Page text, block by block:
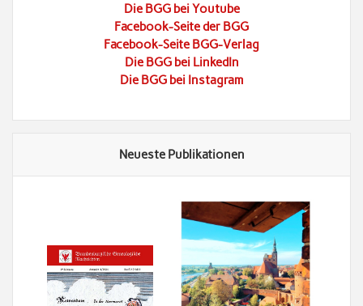
Die BGG bei Youtube
Facebook-Seite der BGG
Facebook-Seite BGG-Verlag
Die BGG bei LinkedIn
Die BGG bei Instagram
Neueste Publikationen